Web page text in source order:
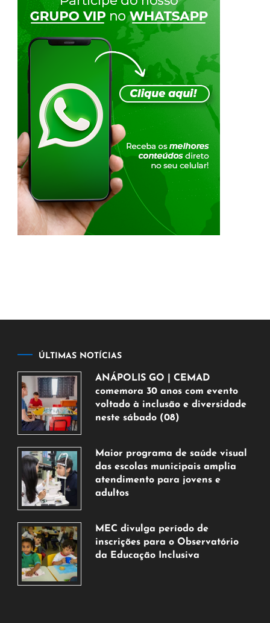
ÚLTIMAS NOTÍCIAS
ANÁPOLIS GO | CEMAD
comemora 30 anos com evento
voltado à inclusão e diversidade
neste sábado (08)
de
agosto
de
2026
Maior programa de saúde visual
das escolas municipais amplia
atendimento para jovens e
adultos
de
agosto
de
MEC divulga período de
inscrições para o Observatório
da Educação Inclusiva